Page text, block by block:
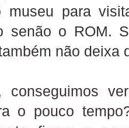
para
senão o ROM.
não deixa
o pouco